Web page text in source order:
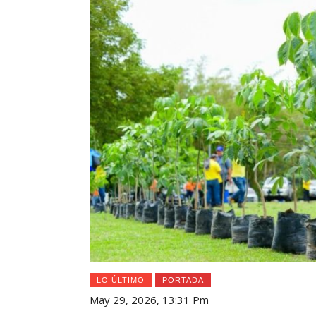
LO ÚLTIMO PORTADA
May 29, 2026, 13:31 Pm